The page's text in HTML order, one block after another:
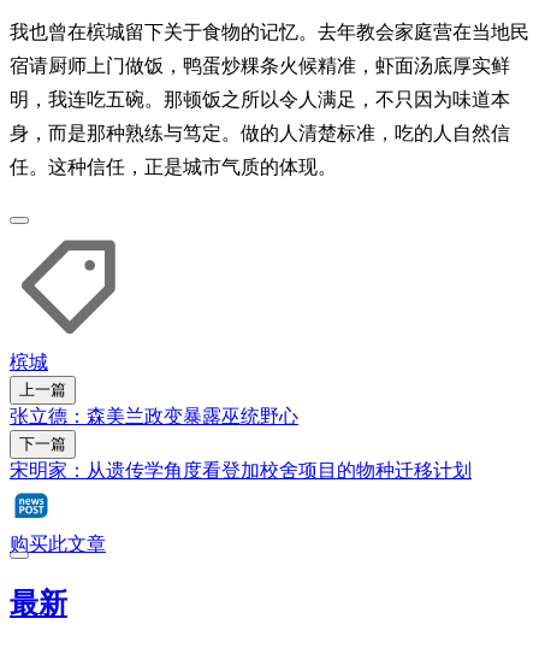
我也曾在槟城留下关于食物的记忆。去年教会家庭营在当地民
宿请厨师上门做饭，鸭蛋炒粿条火候精准，虾面汤底厚实鲜
明，我连吃五碗。那顿饭之所以令人满足，不只因为味道本
身，而是那种熟练与笃定。做的人清楚标准，吃的人自然信
任。这种信任，正是城市气质的体现。
槟城
上一篇
张立德：森美兰政变暴露巫统野心
下一篇
宋明家：从遗传学角度看登加校舍项目的物种迁移计划
购买此文章
最新